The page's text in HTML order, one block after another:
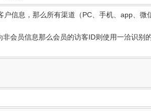
信息，那么所有渠道（PC、手机、app、微
会员信息那么会员的访客ID则使用一洽识别